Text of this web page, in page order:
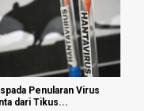
Regenerasi Petani Muda
Dipercepat, Menta...